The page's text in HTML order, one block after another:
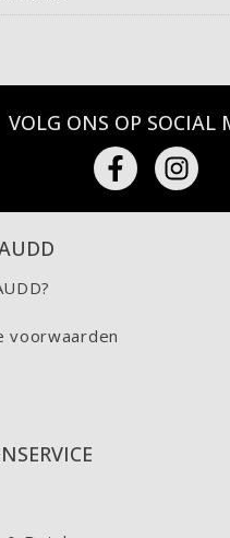
VOLG ONS OP SOCIAL
voorwaarden